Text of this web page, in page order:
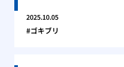
2025.10.05
ゴキブリ